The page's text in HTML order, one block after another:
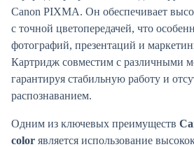
Canon PIXMA. Он обеспечивает
с точной цветопередачей, что
фотографий, презентаций и
Картридж совместим с различными
гарантируя стабильную работу и
распознаванием.
Одним из ключевых преимуществ
color является использование